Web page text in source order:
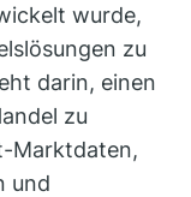
wurde,
zu
darin, einen
zu
Marktdaten,
und